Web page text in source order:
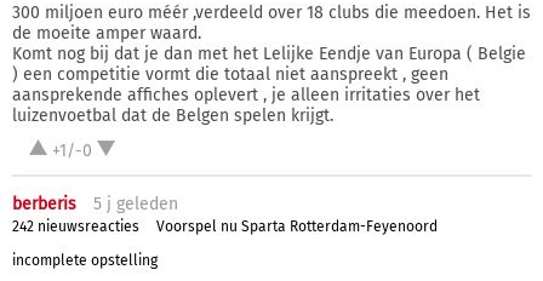
300 miljoen euro méér ,verdeeld over 18 clubs die meedoen. Het is
de moeite amper waard.
Komt nog bij dat je dan met het Lelijke Eendje van Europa ( Belgie
) een competitie vormt die totaal niet aanspreekt , geen
aansprekende affiches oplevert , je alleen irritaties over het
luizenvoetbal dat de Belgen spelen krijgt.
+1/-0
berberis 5 j geleden
242 nieuwsreacties
Voorspel nu Sparta Rotterdam-Feyenoord
incomplete opstelling